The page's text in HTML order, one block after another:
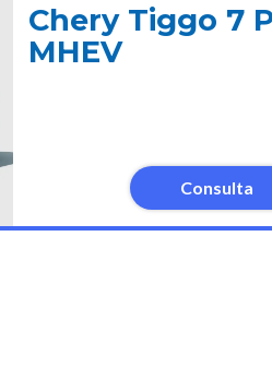
Chery Tiggo 7
MHEV
Consulta